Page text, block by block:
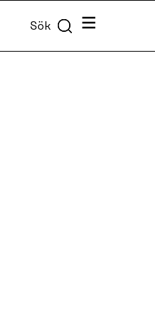
Sök Meny